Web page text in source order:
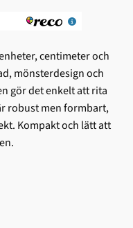
centimeter och
mönsterdesign och
gör det enkelt att rita
robust men formbart,
Kompakt och lätt att